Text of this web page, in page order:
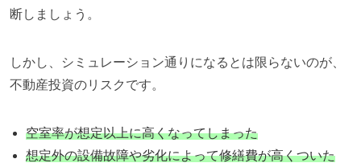
断しましょう。
しかし、シミュレーション通りになるとは限らないのが、
不動産投資のリスクです。
空室率が想定以上に高くなってしまった
想定外の設備故障や劣化によって修繕費が高くついた